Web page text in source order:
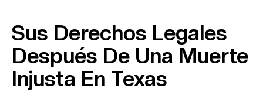
Sus Derechos Legales
Después De Una Muerte
Injusta En Texas